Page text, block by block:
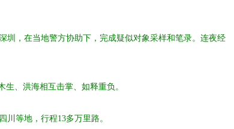
圳，在当地警方协助下，完成疑似对象采样和笔录。连夜经
、洪海相互击掌、如释重负。
等地，行程13多万里路。